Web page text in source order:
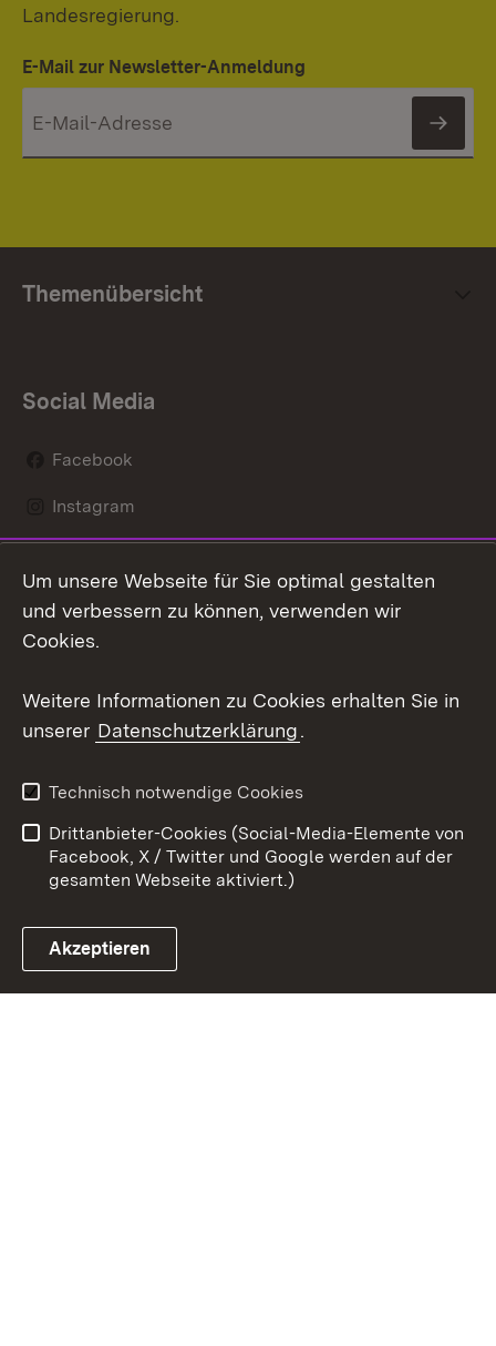
Landesregierung.
E-Mail zur Newsletter-Anmeldung
Themenübersicht
Social Media
Facebook
Instagram
Social Wall
Youtube
Link zum Landesportal
Kontakt
Datenschutz
Barrierefreiheit
Impressum Cookies
Um unsere Webseite für Sie optimal gestalten
und verbessern zu können, verwenden wir
Cookies.
Weitere Informationen zu Cookies erhalten Sie in
unserer Datenschutzerklärung.
Technisch notwendige Cookies
Drittanbieter-Cookies (Social-Media-Elemente von
Facebook, X / Twitter und Google werden auf der
gesamten Webseite aktiviert.)
Akzeptieren